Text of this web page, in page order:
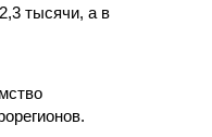
тысячи, а в